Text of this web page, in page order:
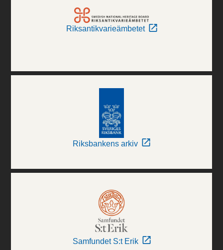
Riksantikvarieämbetet
Riksbankens arkiv
Samfundet S:t Erik